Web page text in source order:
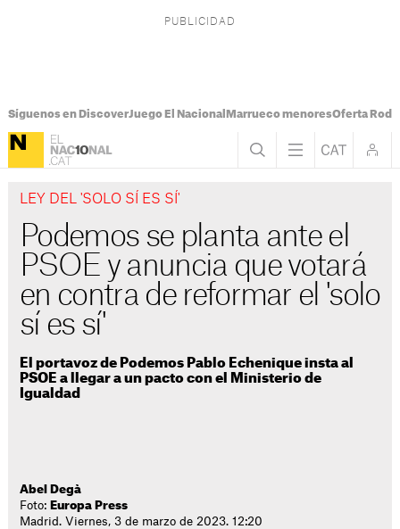
Síguenos en DiscoverJuego El Nacional Marrueco menoresOferta
LEY DEL 'SOLO SÍ ES SÍ'
Podemos se planta ante el
PSOE y anuncia que votará
en contra de reformar el 'solo
sí es sí'
El portavoz de Podemos Pablo Echenique insta al
PSOE a llegar a un pacto con el Ministerio de
Igualdad
Abel Degà
Foto: Europa Press
Madrid. Viernes, 3 de marzo de 2023. 12:20